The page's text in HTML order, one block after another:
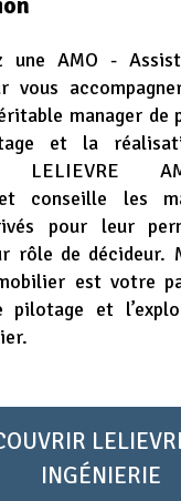
une AMO -
vous
manager de
et la
LELIEVRE
conseille les
pour leur
rôle de décideur.
est votre
pilotage et
INGÉNIERIE